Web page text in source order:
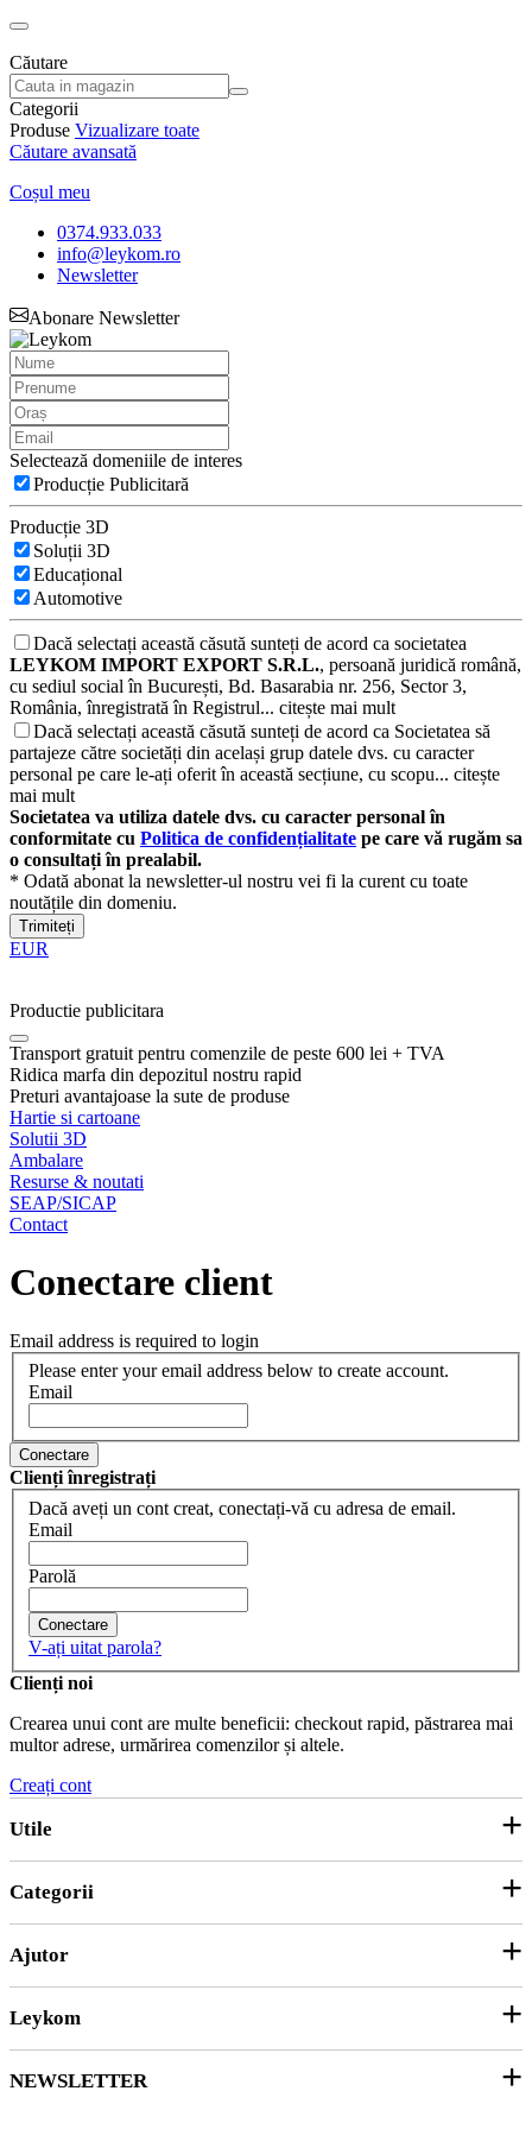
Căutare
Categorii
Produse Vizualizare toate
Căutare avansată
Coșul meu
0374.933.033
info@leykom.ro
Newsletter
Abonare Newsletter
Selectează domeniile de interes
Producție Publicitară
Producție 3D
Soluții 3D
Educațional
Automotive
Dacă selectați această căsută sunteți de acord ca societatea
LEYKOM IMPORT EXPORT S.R.L., persoană juridică română,
cu sediul social în București, Bd. Basarabia nr. 256, Sector 3,
România, înregistrată în Registrul... citește mai mult
Dacă selectați această căsută sunteți de acord ca Societatea să
partajeze către societăți din același grup datele dvs. cu caracter
personal pe care le-ați oferit în această secțiune, cu scopu... citește
mai mult
Societatea va utiliza datele dvs. cu caracter personal în
conformitate cu Politica de confidențialitate pe care vă rugăm sa
o consultați în prealabil.
* Odată abonat la newsletter-ul nostru vei fi la curent cu toate
noutățile din domeniu.
Trimiteți
EUR
Productie publicitara
Transport gratuit pentru comenzile de peste 600 lei + TVA
Ridica marfa din depozitul nostru rapid
Preturi avantajoase la sute de produse
Hartie si cartoane
Solutii 3D
Ambalare
Resurse & noutati
SEAP/SICAP
Contact
Conectare client
Email address is required to login
Please enter your email address below to create account.
Email
Conectare
Clienți înregistrați
Dacă aveți un cont creat, conectați-vă cu adresa de email.
Email
Parolă
Conectare
V-ați uitat parola?
Clienți noi
Crearea unui cont are multe beneficii: checkout rapid, păstrarea mai
multor adrese, urmărirea comenzilor și altele.
Creați cont
Utile
Parteneri
Categorii
Echipamente și Consumabile
Ambalare
Ajutor
Contact
Leykom
Despre noi
NEWSLETTER